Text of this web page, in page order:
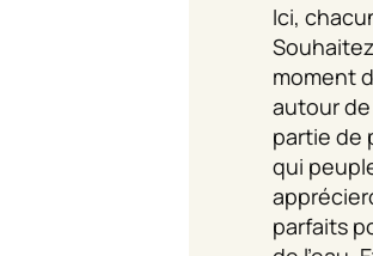
Ici,
moment
autour de
partie de
qui
parfaits